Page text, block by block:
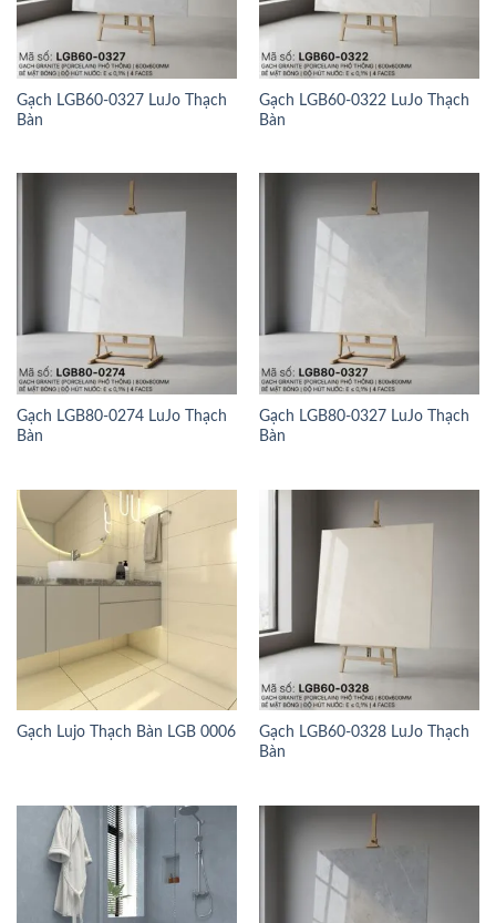
Gạch LGB60-0327 LuJo Thạch
Bàn
Gạch LGB60-0322 LuJo Thạch
Bàn
Gạch LGB80-0274 LuJo Thạch
Bàn
Gạch LGB80-0327 LuJo Thạch
Bàn
Gạch Lujo Thạch Bàn LGB 0006
Gạch LGB60-0328 LuJo Thạch
Bàn